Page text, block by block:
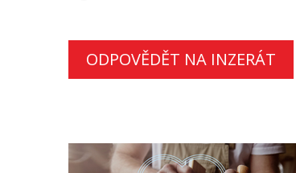
ODPOVĚDĚT NA INZERÁT